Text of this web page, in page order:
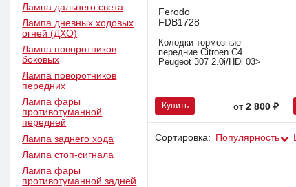
Лампа дальнего света
Лампа дневных ходовых
огней (ДХО)
Лампа поворотников
боковых
Лампа поворотников
передних
Лампа фары
противотуманной
передней
Лампа заднего хода
Лампа стоп-сигнала
Лампа фары
противотуманной задней
Ferodo
FDB1728
Колодки тормозные
передние Citroen C4.
Peugeot 307 2.0i/HDi 03>
Купить от2 800 ₽
Сортировка: Популярность